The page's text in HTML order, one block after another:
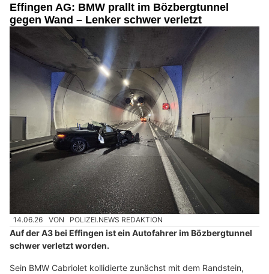
Effingen AG: BMW prallt im Bözbergtunnel
gegen Wand – Lenker schwer verletzt
14.06.26 VON POLIZEI.NEWS REDAKTION
Auf der A3 bei Effingen ist ein Autofahrer im Bözbergtunnel
schwer verletzt worden.
Sein BMW Cabriolet kollidierte zunächst mit dem Randstein,